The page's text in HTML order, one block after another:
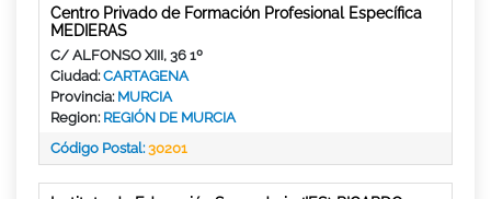
Centro Privado de Formación Profesional Específica
MEDIERAS
C/ ALFONSO XIII, 36 1º
Ciudad:CARTAGENA
Provincia: MURCIA
Region: REGIÓN DE MURCIA
Código Postal:30201